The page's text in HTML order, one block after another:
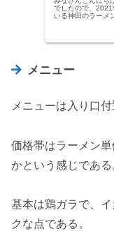
でしたので、
いる神田のラーメ
したのでご紹介
メニュー
メニューは入り口
価格帯はラーメン
かという感じである
基本は鶏ガラで、
クな点である。